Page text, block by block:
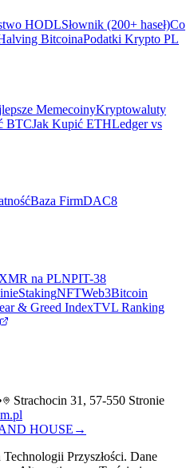
HODLSłownik (200+ haseł)Co
BitcoinaPodatki Krypto PL
MemecoinyKryptowaluty
BTCJak Kupić ETHLedger vs
Baza FirmDAC8
XMR na PLNPIT-38
StakingNFTWeb3Bitcoin
& Greed IndexTVL Ranking
Strachocin 31, 57-550 Stronie
HOUSE →
Przyszłości. Dane